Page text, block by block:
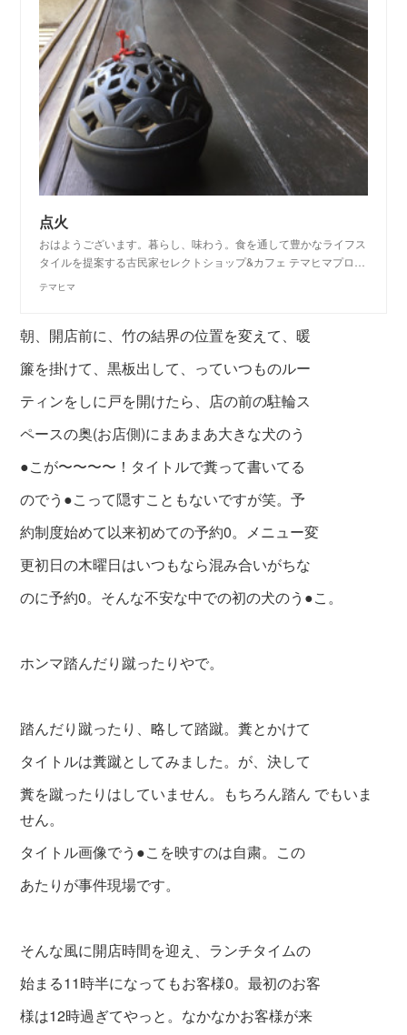
点火
おはようございます。暮らし、味わう。食を通して豊かなライフス
タイルを提案する古民家セレクトショップ&カフェ テマヒマプロ…
テマヒマ
朝、開店前に、竹の結界の位置を変えて、暖
簾を掛けて、黒板出して、っていつものルー
ティンをしに戸を開けたら、店の前の駐輪ス
ペースの奥(お店側)にまあまあ大きな犬のう
●こが〜〜〜〜！タイトルで糞って書いてる
のでう●こって隠すこともないですが笑。予
約制度始めて以来初めての予約0。メニュー変
更初日の木曜日はいつもなら混み合いがちな
のに予約0。そんな不安な中での初の犬のう●こ。
ホンマ踏んだり蹴ったりやで。
踏んだり蹴ったり、略して踏蹴。糞とかけて
タイトルは糞蹴としてみました。が、決して
糞を蹴ったりはしていません。もちろん踏ん でもいま
せん。
タイトル画像でう●こを映すのは自粛。この
あたりが事件現場です。
そんな風に開店時間を迎え、ランチタイムの
始まる11時半になってもお客様0。最初のお客
様は12時過ぎてやっと。なかなかお客様が来